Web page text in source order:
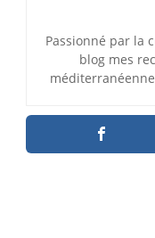
Passionné par la
blog mes